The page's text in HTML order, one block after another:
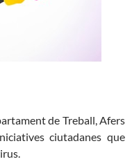
de Treball, Afers
ciutadanes que